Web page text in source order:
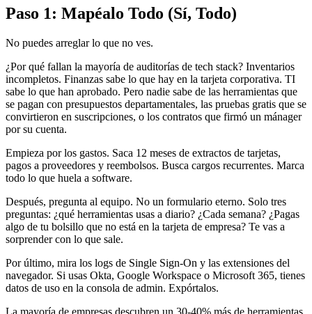
Paso 1: Mapéalo Todo (Sí, Todo)
No puedes arreglar lo que no ves.
¿Por qué fallan la mayoría de auditorías de tech stack? Inventarios
incompletos. Finanzas sabe lo que hay en la tarjeta corporativa. TI
sabe lo que han aprobado. Pero nadie sabe de las herramientas que
se pagan con presupuestos departamentales, las pruebas gratis que se
convirtieron en suscripciones, o los contratos que firmó un mánager
por su cuenta.
Empieza por los gastos. Saca 12 meses de extractos de tarjetas,
pagos a proveedores y reembolsos. Busca cargos recurrentes. Marca
todo lo que huela a software.
Después, pregunta al equipo. No un formulario eterno. Solo tres
preguntas: ¿qué herramientas usas a diario? ¿Cada semana? ¿Pagas
algo de tu bolsillo que no está en la tarjeta de empresa? Te vas a
sorprender con lo que sale.
Por último, mira los logs de Single Sign-On y las extensiones del
navegador. Si usas Okta, Google Workspace o Microsoft 365, tienes
datos de uso en la consola de admin. Expórtalos.
La mayoría de empresas descubren un 30-40% más de herramientas